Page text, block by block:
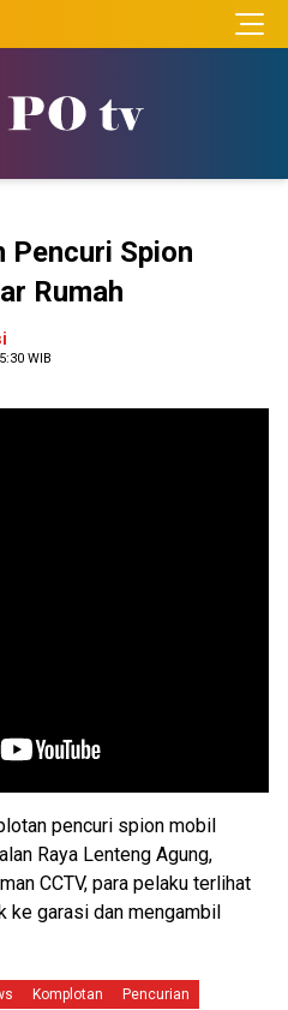
Pencuri Spion
Rumah
WIB
pencuri spion mobil
Raya Lenteng Agung,
CCTV, para pelaku terlihat
ke garasi dan mengambil
Komplotan
Pencurian